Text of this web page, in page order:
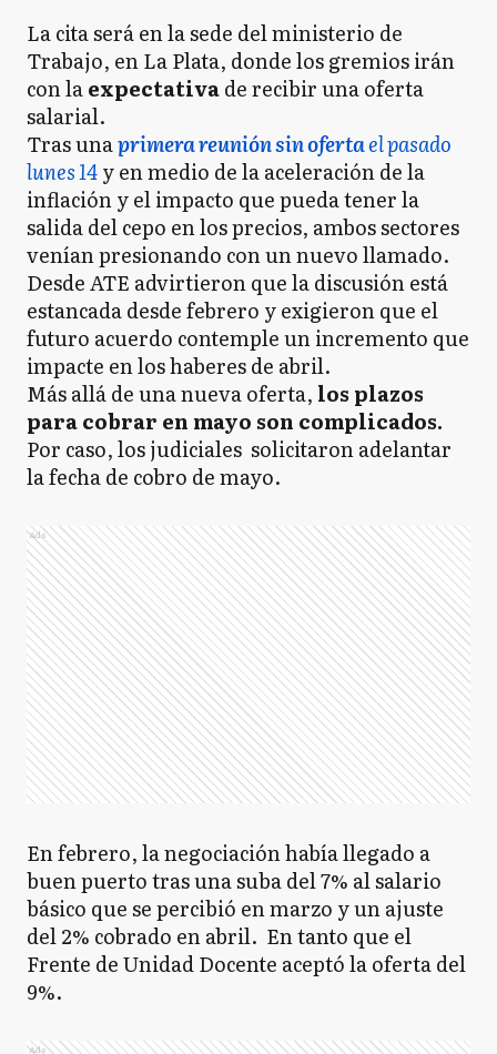
La cita será en la sede del ministerio de
Trabajo, en La Plata, donde los gremios irán
con laexpectativade recibir una oferta
salarial.
Tras unaprimera reunión sin ofertael pasado
lunes 14y en medio de la aceleración de la
inflación y el impacto que pueda tener la
salida del cepo en los precios, ambos sectores
venían presionando con un nuevo llamado.
Desde ATE advirtieron que la discusión está
estancada desde febrero y exigieron que el
futuro acuerdo contemple un incremento que
impacte en los haberes de abril.
Más allá de una nueva oferta, los plazos
para cobrar en mayo son complicados.
Por caso, los judiciales solicitaron adelantar
la fecha de cobro de mayo.
Ads
En febrero, la negociación había llegado a
buen puerto tras una suba del 7% al salario
básico que se percibió en marzo y un ajuste
del 2% cobrado en abril. En tanto que el
Frente de Unidad Docente aceptó la oferta del
9%.
Ads